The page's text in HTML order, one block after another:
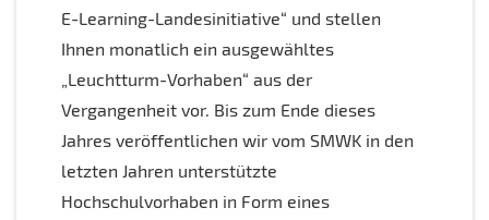
E-Learning-Landesinitiative“ und stellen
Ihnen monatlich ein ausgewähltes
„Leuchtturm-Vorhaben“ aus der
Vergangenheit vor. Bis zum Ende dieses
Jahres veröffentlichen wir vom SMWK in den
letzten Jahren unterstützte
Hochschulvorhaben in Form eines